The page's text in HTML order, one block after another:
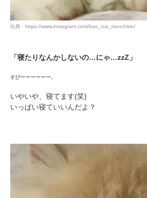
出典 : https://www.instagram.com/bao_nai_munchkin/
「寝たりなんかしないの…にゃ…zzZ」
すぴーーーーーー。
いやいや、寝てます(笑)
いっぱい寝ていいんだよ？
いぬ部をフォロー
ねこ部
PECOアプリをダウンロード
アプリをダウンロー